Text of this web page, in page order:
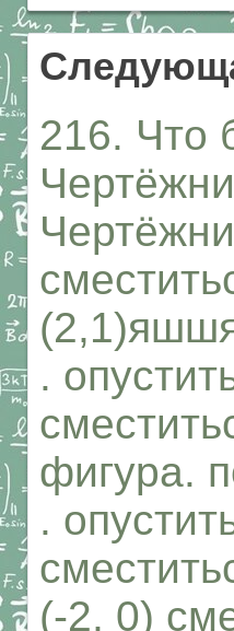
216. Что
.
фигура.
.
(-2, 0)